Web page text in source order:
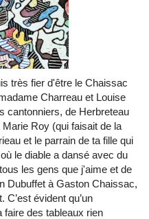
très fier d'être le Chaissac
Charreau et Louise
cantonniers, de Herbreteau
Roy (qui faisait de la
et le parrain de ta fille qui
le diable a dansé avec du
les gens que j'aime et de
Dubuffet à Gaston Chaissac,
C’est évident qu’un
faire des tableaux rien